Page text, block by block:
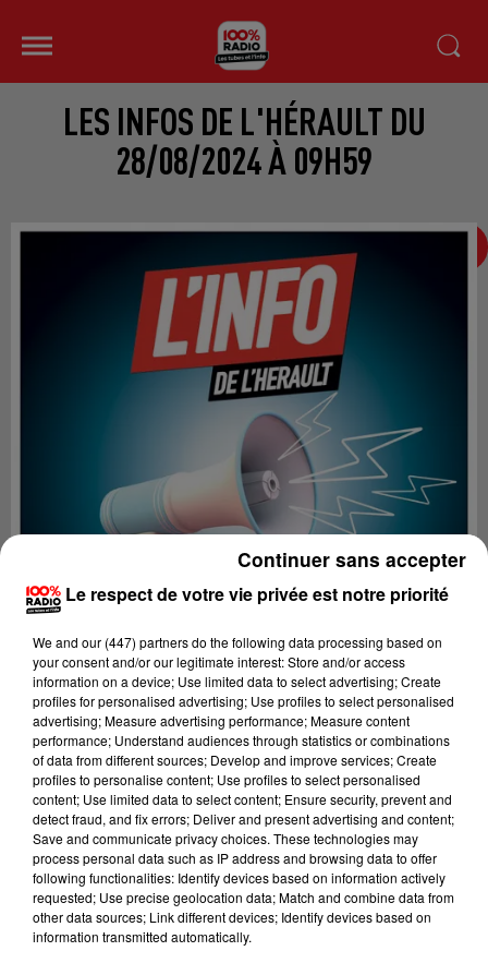
LES INFOS DE L'HÉRAULT DU
28/08/2024 À 09H59
Lecture (2 min 22 sec)
100%
100% Radio les infos de l'Hérault
Le respect de votre vie privée est notre priorité
We and our (447) partnersdo the following data processing based on
your consent and/or our legitimate interest: Store and/or access
information on a device; Use limited data to select advertising; Create
profiles for personalised advertising; Use profiles to select personalised
advertising; Measure advertising performance; Measure content
performance; Understand audiences through statistics or combinations
of data from different sources; Develop and improve services; Create
profiles to personalise content; Use profiles to select personalised
content; Use limited data to select content; Ensure security, prevent and
detect fraud, and fix errors; Deliver and present advertising and content;
Save and communicate privacy choices. These technologies may
process personal data such as IP address and browsing data to offer
following functionalities: Identify devices based on information actively
requested; Use precise geolocation data; Match and combine data from
other data sources; Link different devices; Identify devices based on
information transmitted automatically.
Continuer sans accepter